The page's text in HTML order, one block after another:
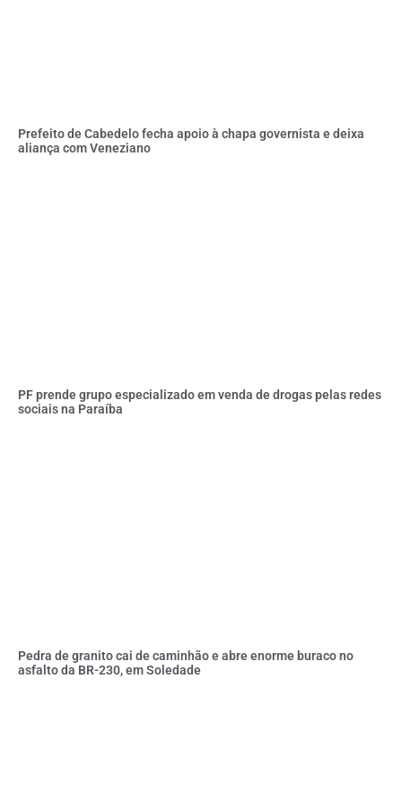
Prefeito de Cabedelo fecha apoio à chapa governista e deixa
aliança com Veneziano
PF prende grupo especializado em venda de drogas pelas redes
sociais na Paraíba
Pedra de granito cai de caminhão e abre enorme buraco no
asfalto da BR-230, em Soledade